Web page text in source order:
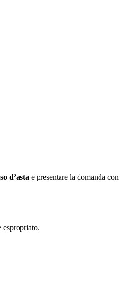
d’asta e presentare la domanda con
espropriato.